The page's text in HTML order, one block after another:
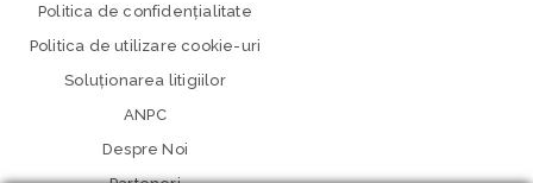
Politica de confidenţialitate
Politica de utilizare cookie-uri
Soluționarea litigiilor
ANPC
Despre Noi